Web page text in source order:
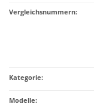
Vergleichsnummern:
Kategorie:
Modelle: